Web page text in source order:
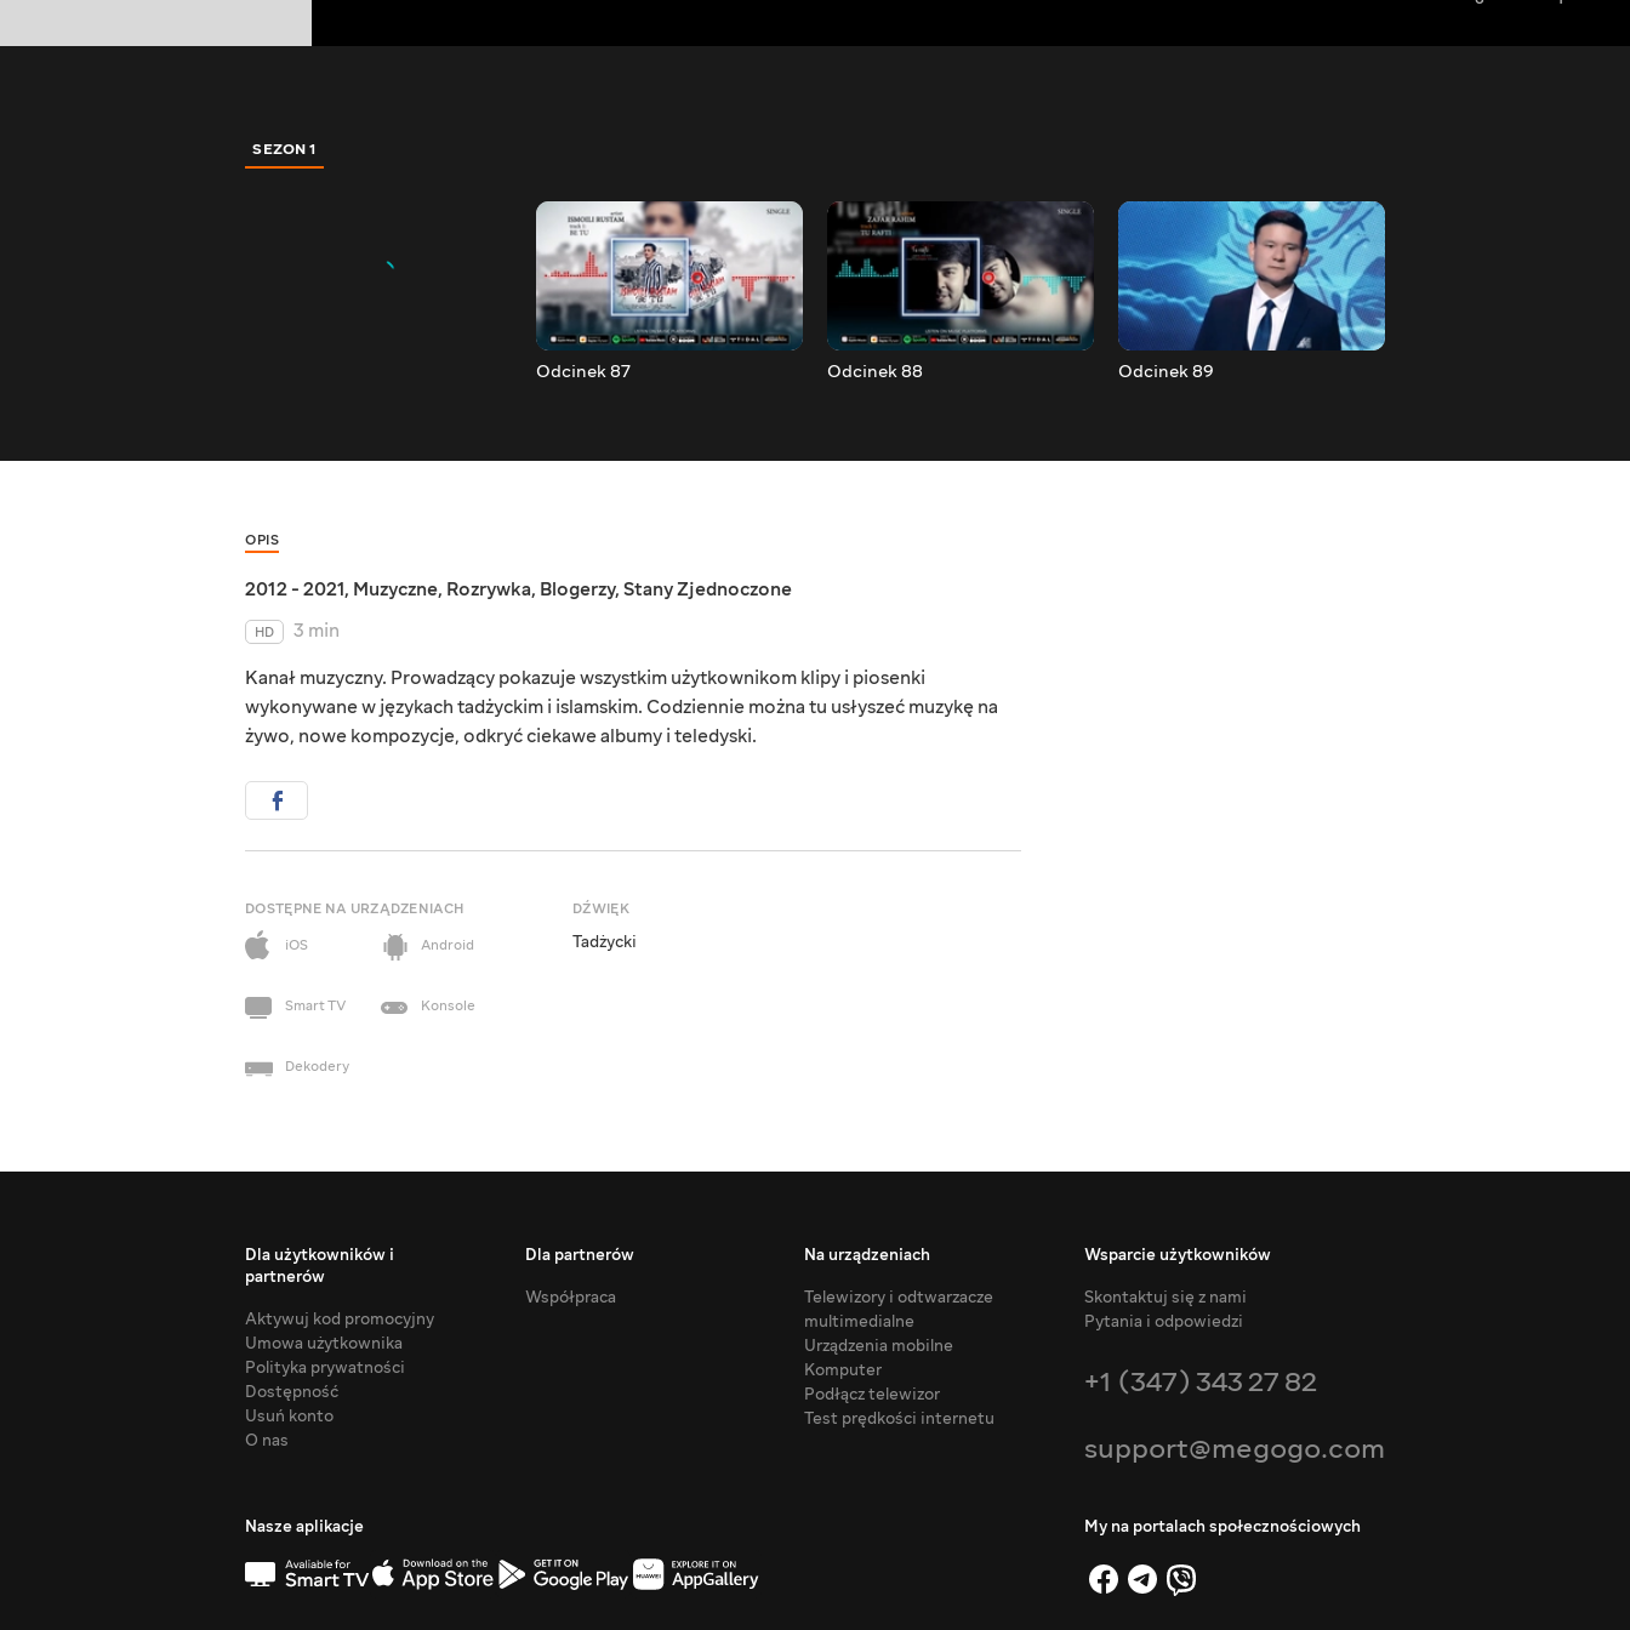
SEZON 1
Odcinek 87 Odcinek 88 Odcinek 89
OPIS
2012 - 2021, Muzyczne, Rozrywka, Blogerzy, Stany Zjednoczone
HD
3 min
Kanał muzyczny. Prowadzący pokazuje wszystkim użytkownikom klipy i piosenki
wykonywane w językach tadżyckim i islamskim. Codziennie można tu usłyszeć muzykę na
żywo, nowe kompozycje, odkryć ciekawe albumy i teledyski.
DOSTĘPNE NA URZĄDZENIACH
iOS
Android
Smart TV Konsole
Dekodery
DŹWIĘK
Tadżycki
Dla użytkowników i
partnerów
Aktywuj kod promocyjny
Umowa użytkownika
Polityka prywatności
Dostępność
Usuń konto
O nas
Dla partnerów
Współpraca
Na urządzeniach
Telewizory i odtwarzacze
multimedialne
Urządzenia mobilne
Komputer
Podłącz telewizor
Test prędkości internetu
Wsparcie użytkowników
Skontaktuj się z nami
Pytania i odpowiedzi
+1 (347) 343 27 82
support@megogo.com
Nasze aplikacje My na portalach społecznościowych